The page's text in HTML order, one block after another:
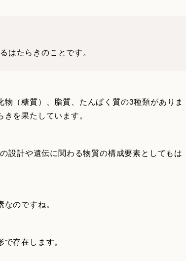
はたらきのことです。
（糖質）、脂質、たんぱく質の3種類がありま
を果たしています。
設計や遺伝に関わる物質の構成要素としてもは
のですね。
存在します。